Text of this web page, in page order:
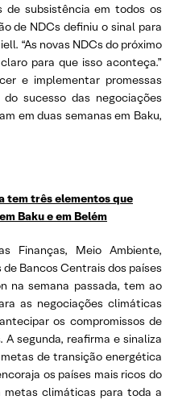
de subsistência em todos os
de NDCs definiu o sinal para
“As novas NDCs do próximo
para que isso aconteça.”
e implementar promessas
sucesso das negociações
em duas semanas em Baku,
tem três elementos que
Baku e em Belém
Finanças, Meio Ambiente,
Bancos Centrais dos países
na semana passada, tem ao
as negociações climáticas
os compromissos de
segunda, reafirma e sinaliza
de transição energética
os países mais ricos do
climáticas para toda a